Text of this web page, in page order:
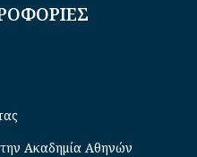
Ακαδημία Αθηνών